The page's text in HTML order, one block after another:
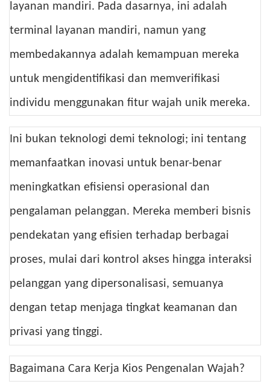
layanan mandiri. Pada dasarnya, ini adalah
terminal layanan mandiri, namun yang
membedakannya adalah kemampuan mereka
untuk mengidentifikasi dan memverifikasi
individu menggunakan fitur wajah unik mereka.
Ini bukan teknologi demi teknologi; ini tentang
memanfaatkan inovasi untuk benar-benar
meningkatkan efisiensi operasional dan
pengalaman pelanggan. Mereka memberi bisnis
pendekatan yang efisien terhadap berbagai
proses, mulai dari kontrol akses hingga interaksi
pelanggan yang dipersonalisasi, semuanya
dengan tetap menjaga tingkat keamanan dan
privasi yang tinggi.
Bagaimana Cara Kerja Kios Pengenalan Wajah?